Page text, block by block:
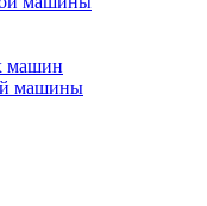
машин
машины